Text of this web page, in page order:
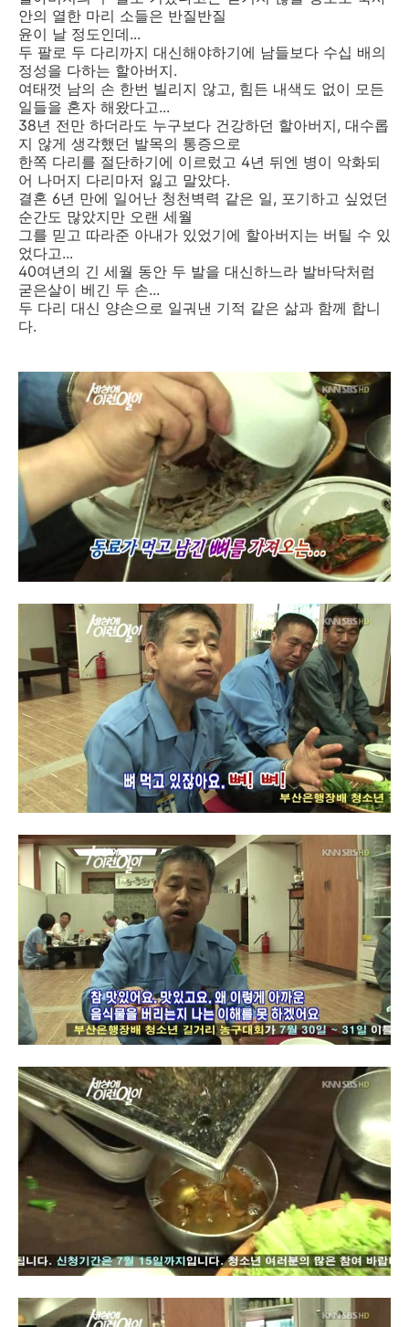
안의 열한 마리 소들은 반질반질
윤이 날 정도인데...
두 팔로 두 다리까지 대신해야하기에 남들보다 수십 배의
정성을 다하는 할아버지.
여태껏 남의 손 한번 빌리지 않고, 힘든 내색도 없이 모든
일들을 혼자 해왔다고...
38년 전만 하더라도 누구보다 건강하던 할아버지, 대수롭
지 않게 생각했던 발목의 통증으로
한쪽 다리를 절단하기에 이르렀고 4년 뒤엔 병이 악화되
어 나머지 다리마저 잃고 말았다.
결혼 6년 만에 일어난 청천벽력 같은 일, 포기하고 싶었던
순간도 많았지만 오랜 세월
그를 믿고 따라준 아내가 있었기에 할아버지는 버틸 수 있
었다고...
40여년의 긴 세월 동안 두 발을 대신하느라 발바닥처럼
굳은살이 베긴 두 손...
두 다리 대신 양손으로 일궈낸 기적 같은 삶과 함께 합니
다.